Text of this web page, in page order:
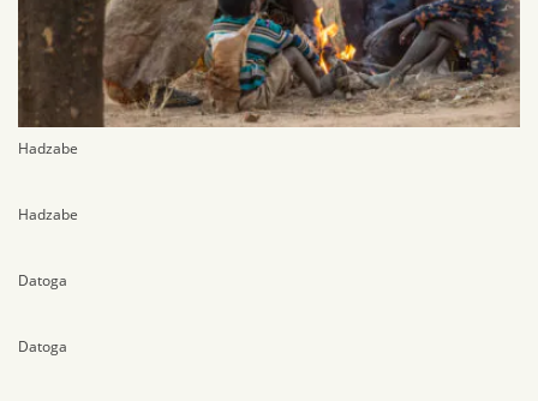
Hadzabe
Hadzabe
Datoga
Datoga